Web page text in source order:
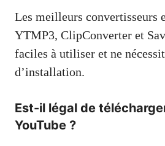
Les meilleurs convertisseurs
YTMP3, ClipConverter et
faciles à utiliser et ne
d’installation.
Est-il légal de
YouTube ?